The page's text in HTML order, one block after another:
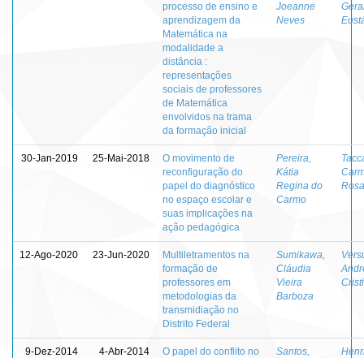
processo de ensino e
aprendizagem da
Matemática na
modalidade a
distância :
representações
sociais de professores
de Matemática
envolvidos na trama
da formação inicial
Joeanne
Neves
30-Jan-2019 25-Mai-2018
O movimento de
reconfiguração do
papel do diagnóstico
no espaço escolar e
suas implicações na
ação pedagógica
Pereira,
Kátia
Regina do
Carmo
Rosa
12-Ago-2020 23-Jun-2020
Multiletramentos na
formação de
professores em
metodologias da
transmidiação no
Distrito Federal
Sumikawa,
Cláudia
Vieira
Barboza
9-Dez-2014 4-Abr-2014
O papel do conflito no
Santos,